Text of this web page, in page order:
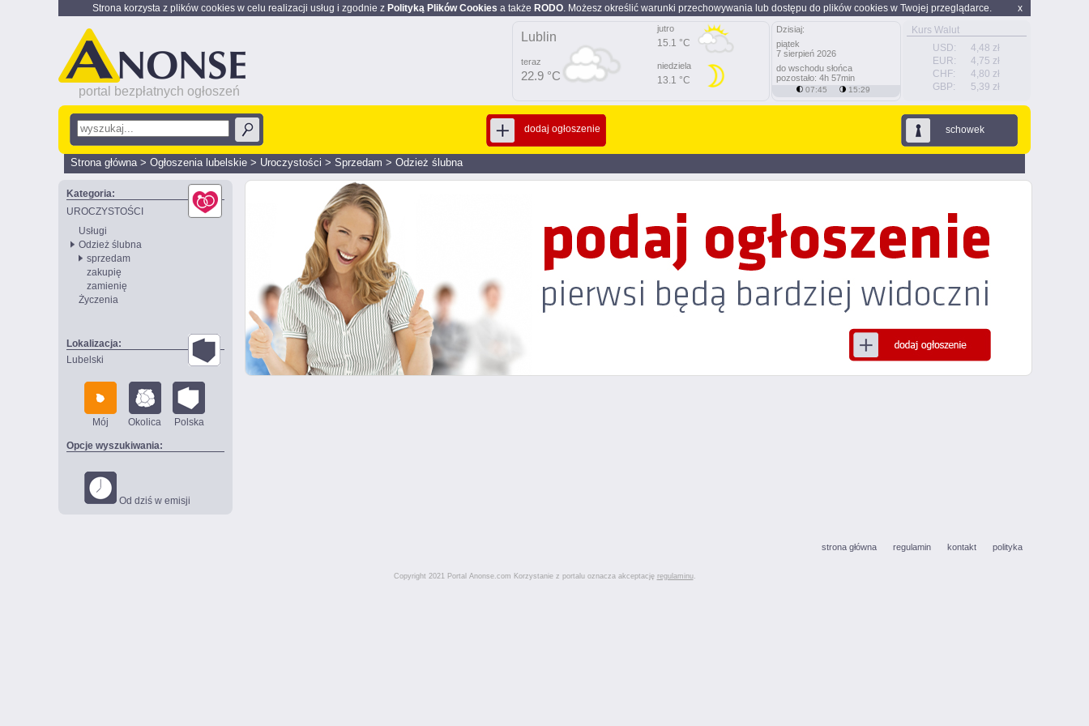
x
Strona korzysta z plików cookies w celu realizacji usług i zgodnie z Polityką Plików Cookies a także RODO. Możesz określić warunki przechowywania lub dostępu do plików cookies w Twojej przeglądarce.
portal bezpłatnych ogłoszeń
Kurs Walut
USD:
4,48 zł
EUR:
4,75 zł
CHF:
4,80 zł
GBP:
5,39 zł
Lublin
teraz
22.9 °C
jutro
15.1 °C
niedziela
13.1 °C
Dzisiaj:
piątek
7 sierpień 2026
do wschodu słońca
pozostało: 4h 57min
07:45 15:29
schowek
dodaj ogłoszenie
Strona główna> Ogłoszenia lubelskie > Uroczystości > Sprzedam > Odzież ślubna
Kategoria:
UROCZYSTOŚCI
Usługi
Odzież ślubna
sprzedam
zakupię
zamienię
Życzenia
Lokalizacja:
Lubelski
Mój Okolica Polska
Opcje wyszukiwania:
Od dziś w emisji
strona główna regulamin kontakt polityka
Copyright 2021 Portal Anonse.com Korzystanie z portalu oznacza akceptację regulaminu.